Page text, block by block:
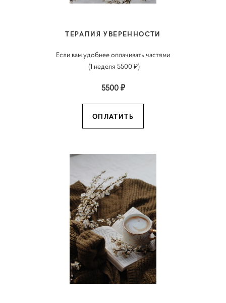
ТЕРАПИЯ УВЕРЕННОСТИ
Если вам удобнее оплачивать частями
(1 неделя 5500 ₽)
5500 ₽
ОПЛАТИТЬ